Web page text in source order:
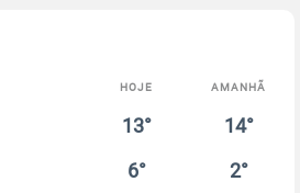
HOJE AMANHÃ
13° 14°
6° 2°